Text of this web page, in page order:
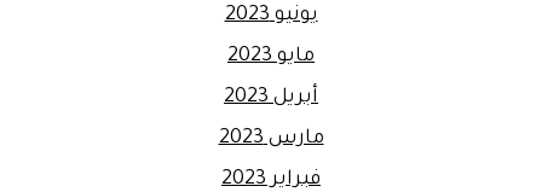
يونيو 2023
مايو 2023
أبريل 2023
مارس 2023
فبراير 2023